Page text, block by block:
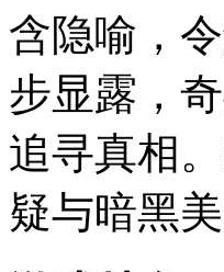
含隐喻，
步显露，
追寻真相
疑与暗黑